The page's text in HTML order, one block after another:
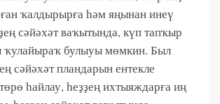
ҡалдырырға һәм яңынан инеү
сәйәхәт ваҡытында, күп тапҡыр
ҡулайыраҡ булыуы мөмкин. Был
сәйәхәт пландарын ентекле
һайлау, һеҙҙең ихтыяждарға иң